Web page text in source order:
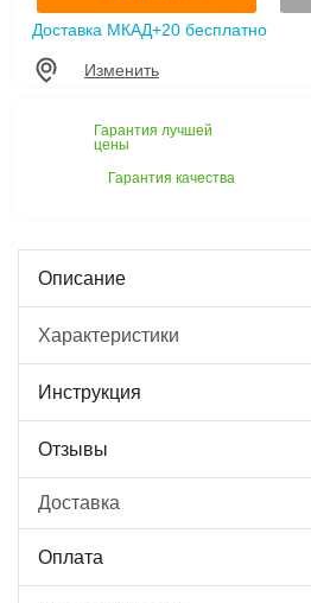
Доставка МКАД+20 бесплатно
Изменить
Гарантия лучшей
цены
Гарантия качества
Описание
Характеристики
Инструкция
Отзывы
Доставка
Оплата